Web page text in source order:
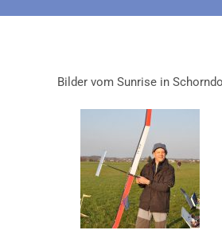
Bilder vom Sunrise in